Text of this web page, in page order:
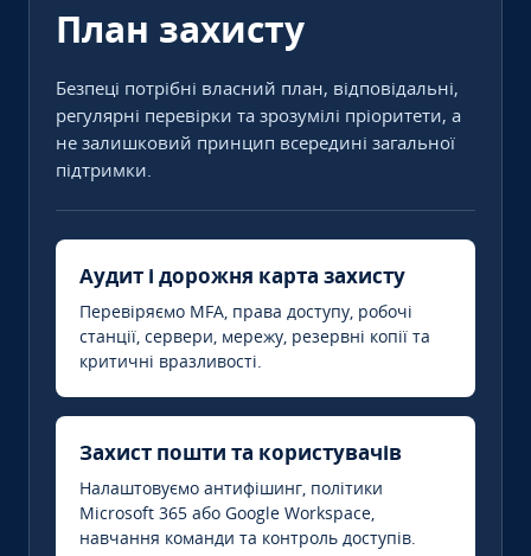
План захисту
Безпеці потрібні власний план, відповідальні,
регулярні перевірки та зрозумілі пріоритети, а
не залишковий принцип всередині загальної
підтримки.
Аудит і дорожня карта захисту
Перевіряємо MFA, права доступу, робочі
станції, сервери, мережу, резервні копії та
критичні вразливості.
Захист пошти та користувачів
Налаштовуємо антифішинг, політики
Microsoft 365 або Google Workspace,
навчання команди та контроль доступів.